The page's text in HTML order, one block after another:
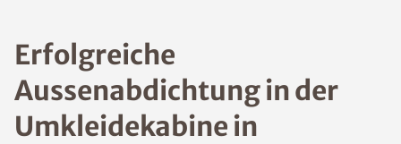
Erfolgreiche
Aussenabdichtung in der
Umkleidekabine in